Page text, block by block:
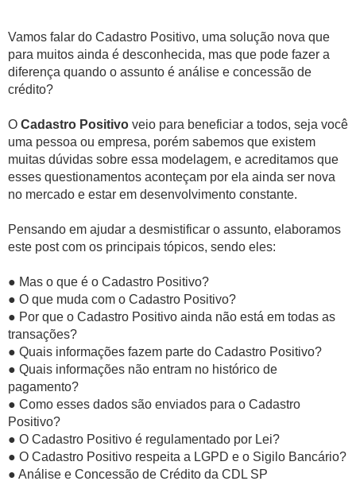
Vamos falar do Cadastro Positivo, uma solução nova que
para muitos ainda é desconhecida, mas que pode fazer a
diferença quando o assunto é análise e concessão de
crédito?
O Cadastro Positivo veio para beneficiar a todos, seja você
uma pessoa ou empresa, porém sabemos que existem
muitas dúvidas sobre essa modelagem, e acreditamos que
esses questionamentos aconteçam por ela ainda ser nova
no mercado e estar em desenvolvimento constante.
Pensando em ajudar a desmistificar o assunto, elaboramos
este post com os principais tópicos, sendo eles:
● Mas o que é o Cadastro Positivo?
● O que muda com o Cadastro Positivo?
● Por que o Cadastro Positivo ainda não está em todas as
transações?
● Quais informações fazem parte do Cadastro Positivo?
● Quais informações não entram no histórico de
pagamento?
● Como esses dados são enviados para o Cadastro
Positivo?
● O Cadastro Positivo é regulamentado por Lei?
● O Cadastro Positivo respeita a LGPD e o Sigilo Bancário?
● Análise e Concessão de Crédito da CDL SP